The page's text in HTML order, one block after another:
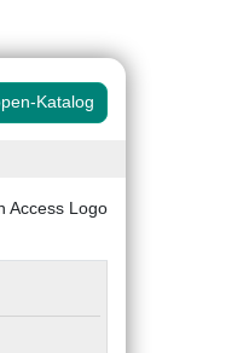
Katalog